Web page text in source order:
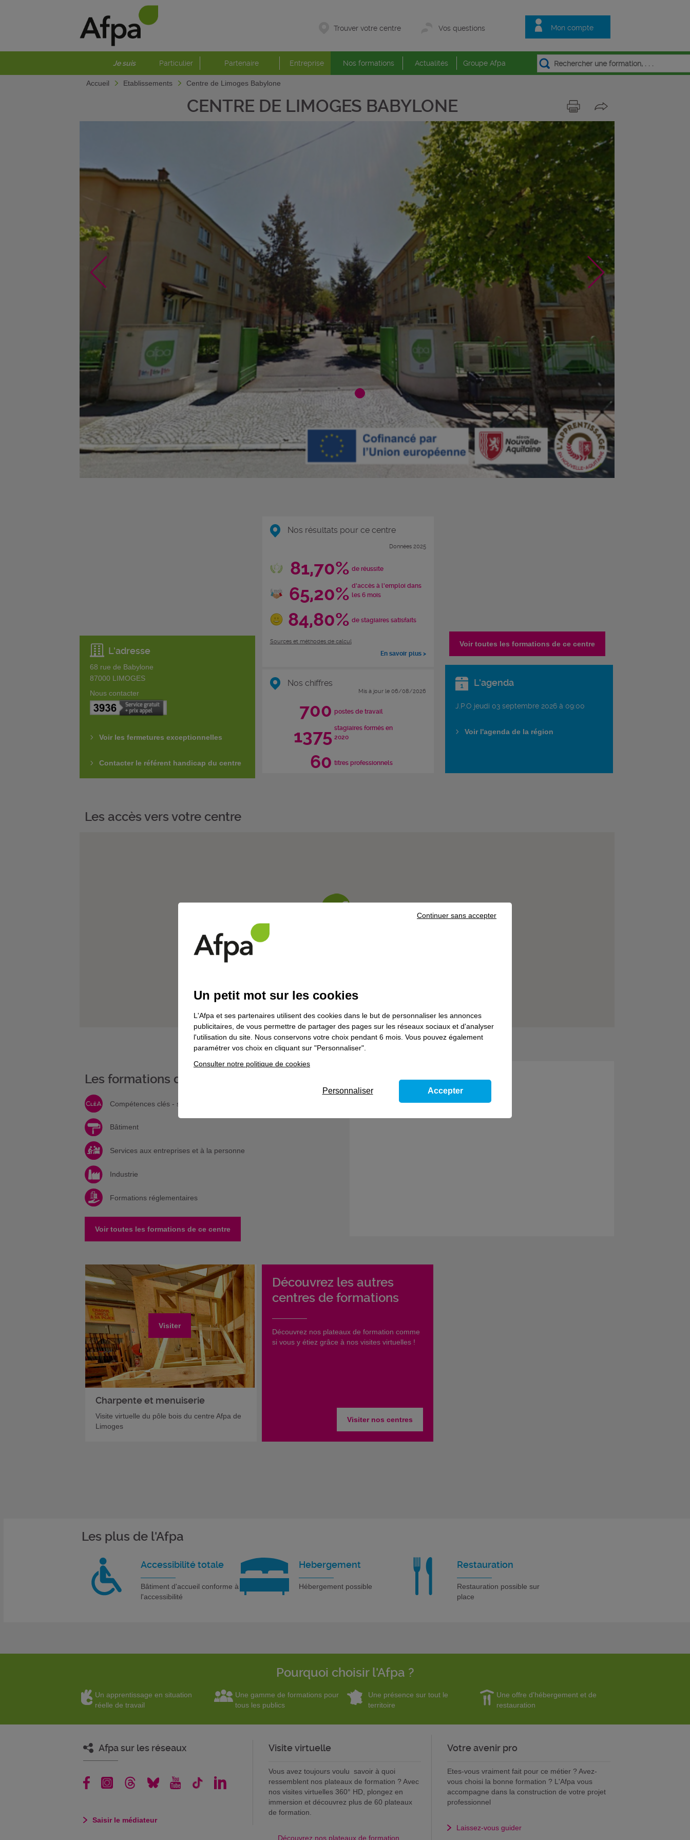
Mon compte
Trouver votre centre Vos questions
Je suis Particulier Partenaire Entreprise Nos formations Actualités Groupe Afpa
Accueil Etablissements Centre de Limoges Babylone
CENTRE DE LIMOGES BABYLONE
L'adresse
68 rue de Babylone
87000 LIMOGES
Nous contacter
Voir les fermetures exceptionnelles
Contacter le référent handicap du centre
Nos résultats pour ce centre
Données 2025
81,70% de réussite
65,20% d'accès à l'emploi dans
les 6 mois
84,80% de stagiaires satisfaits
Sources et méthodes de calcul
En savoir plus >
Nos chiffres
Mis à jour le 06/08/2026
700 postes de travail
1375 stagiaires formés en
2020
60 titres professionnels
Voir toutes les formations de ce centre
L'agenda
J.P.O jeudi 03 septembre 2026 à 09:00
Voir l'agenda de la région
Les accès vers votre centre
Les formations de votre centre
Compétences clés - socle
Bâtiment
Services aux entreprises et à la personne
Industrie
Formations réglementaires
Voir toutes les formations de ce centre
L'actu
Visiter
Charpente et menuiserie
Visite virtuelle du pôle bois du centre Afpa de
Limoges
Découvrez les autres
centres de formations
​Découvrez nos plateaux de formation comme
si vous y étiez grâce à nos visites virtuelles !
Visiter nos centres
Les plus de l'Afpa
Accessibilité totale
Bâtiment d'accueil conforme à
l'accessibilité
Hebergement
Hébergement possible
Restauration
Restauration possible sur
place
Pourquoi choisir l'Afpa ?
Un apprentissage en situation
réelle de travail
Une gamme de formations pour
tous les publics
Une présence sur tout le
territoire
Une offre d'hébergement et de
restauration
Afpa sur les réseaux
Saisir le médiateur
Visite virtuelle
Vous avez toujours voulu savoir à quoi
ressemblent nos plateaux de formation ? Avec
nos visites virtuelles 360° HD, plongez en
immersion et découvrez plus de 60 plateaux
de formation.
Découvrez nos plateaux de formation
Votre avenir pro
Etes-vous vraiment fait pour ce métier ? Avez-
vous choisi la bonne formation ? L'Afpa vous
accompagne dans la construction de votre projet
professionnel
Laissez-vous guider
Un petit mot sur les cookies
L'Afpa et ses partenaires utilisent des cookies dans le but de personnaliser les annonces
publicitaires, de vous permettre de partager des pages sur les réseaux sociaux et d'analyser
l'utilisation du site. Nous conservons votre choix pendant 6 mois. Vous pouvez également
paramétrer vos choix en cliquant sur "Personnaliser".
Consulter notre politique de cookies
Continuer sans accepter
Personnaliser Accepter